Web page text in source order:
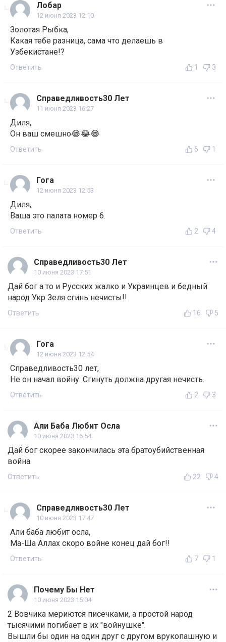
Лобар
12 июня 2023 12:10
Золотая Рыбка,
Какая тебе разница, сама что делаешь в
Узбекистане!?
Ответить 1 3
Справедливость30 Лет
11 июня 2023 16:27
Диля,
Он ваш смешно😂😂😂
Ответить 6 1
Гога
12 июня 2023 12:53
Диля,
Ваша это палата номер 6.
Ответить 2 4
Справедливость30 Лет
10 июня 2023 17:51
Дай бог а то и Русских жалко и Украинцев и бедный
народ Укр Зеля сгинь нечисты!!
Ответить 16 5
Гога
12 июня 2023 12:54
Справедливость30 лет,
Не он начал войну. Сгинуть должна другая нечисть.
Ответить 2 3
Али Баба Любит Осла
10 июня 2023 16:54
Дай бог скорее закончилась эта братоубийственная
война.
Ответить 22 4
Справедливость30 Лет
10 июня 2023 17:47
Али баба любит осла,
Ма-Ша Аллах скоро войне конец дай бог!!
Ответить 7 1
Почему Бы Нет
10 июня 2023 15:04
2 Вовчика мериются писечками, а простой народ
тысячими погибает в их "войнушке".
Вышли бы один на один друг с другом врукопашную и